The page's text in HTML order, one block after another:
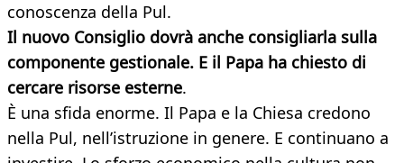
conoscenza della Pul.
Il nuovo Consiglio dovrà anche consigliarla sulla
componente gestionale. E il Papa ha chiesto di
cercare risorse esterne.
È una sfida enorme. Il Papa e la Chiesa credono
nella Pul, nell’istruzione in genere. E continuano a